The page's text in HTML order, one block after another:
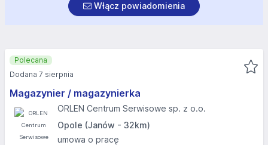
Włącz powiadomienia
Magazynier / magazynierka
ORLEN Centrum Serwisowe sp. z o.o.
Opole (Janów - 32km)
umowa o pracę
Polecana
Dodana 7 sierpnia